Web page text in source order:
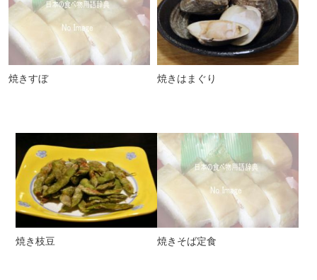
焼きすぼ 焼きはまぐり
焼き枝豆 焼きそば定食